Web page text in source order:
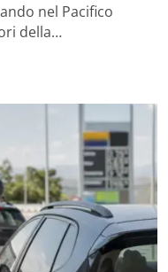
nel Pacifico
della…